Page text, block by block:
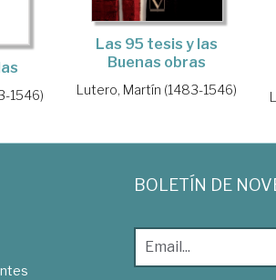
1546)
Las 95 tesis y las
Buenas obras
Lutero, Martín (1483-1546)
BOLETÍN DE